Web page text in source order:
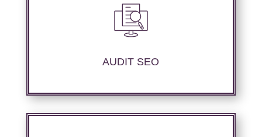
AUDIT SEO
Nous réalisons un audit de votre site web à
travers les mots clés pertinents, les principaux